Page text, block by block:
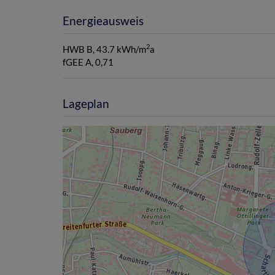
Energieausweis
HWB B, 43.7 kWh/m2a
fGEE A, 0,71
Lageplan